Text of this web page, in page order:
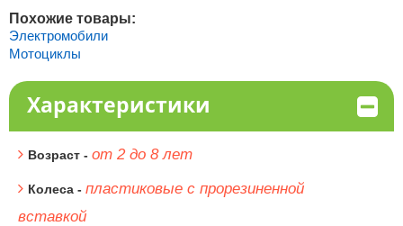
Похожие товары:
Электромобили
Мотоциклы
Характеристики
Возраст - от 2 до 8 лет
Колеса - пластиковые с прорезиненной
вставкой